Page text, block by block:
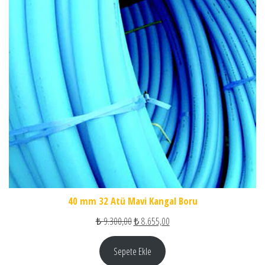
40 mm 32 Atü Mavi Kangal Boru
₺9.300,00Orijinal fiyat: ₺ 9.300,00.
₺8.655,00Şu andaki fiyat: ₺ 8.655,00.
Sepete Ekle